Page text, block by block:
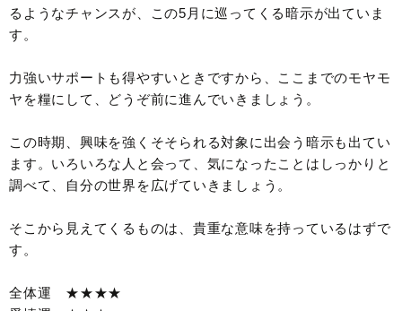
るようなチャンスが、この5月に巡ってくる暗示が出ていま
す。
力強いサポートも得やすいときですから、ここまでのモヤモ
ヤを糧にして、どうぞ前に進んでいきましょう。
この時期、興味を強くそそられる対象に出会う暗示も出てい
ます。いろいろな人と会って、気になったことはしっかりと
調べて、自分の世界を広げていきましょう。
そこから見えてくるものは、貴重な意味を持っているはずで
す。
全体運 ★★★★